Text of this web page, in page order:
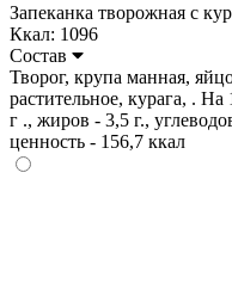
Запеканка творожная с
Ккал: 1096
Состав
Творог, крупа манная,
растительное, курага, .
г ., жиров - 3,5 г.,
ценность - 156,7 ккал